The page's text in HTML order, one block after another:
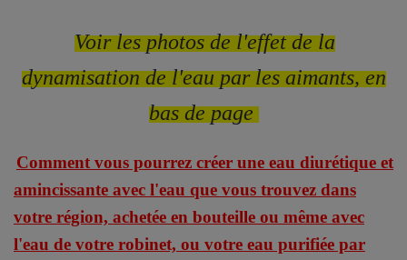
Voir les photos de l'effet de la
dynamisation de l'eau par les aimants, en
bas de page
Comment vous pourrez créer une eau diurétique et
amincissante avec l'eau que vous trouvez dans
votre région, achetée en bouteille ou même avec
l'eau de votre robinet, ou votre eau purifiée par